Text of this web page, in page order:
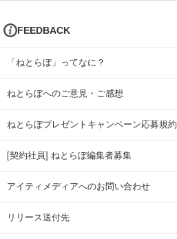
FEEDBACK
「ねとらぼ」ってなに？
ねとらぼへのご意見・ご感想
ねとらぼプレゼントキャンペーン応募規約
[契約社員] ねとらぼ編集者募集
アイティメディアへのお問い合わせ
リリース送付先